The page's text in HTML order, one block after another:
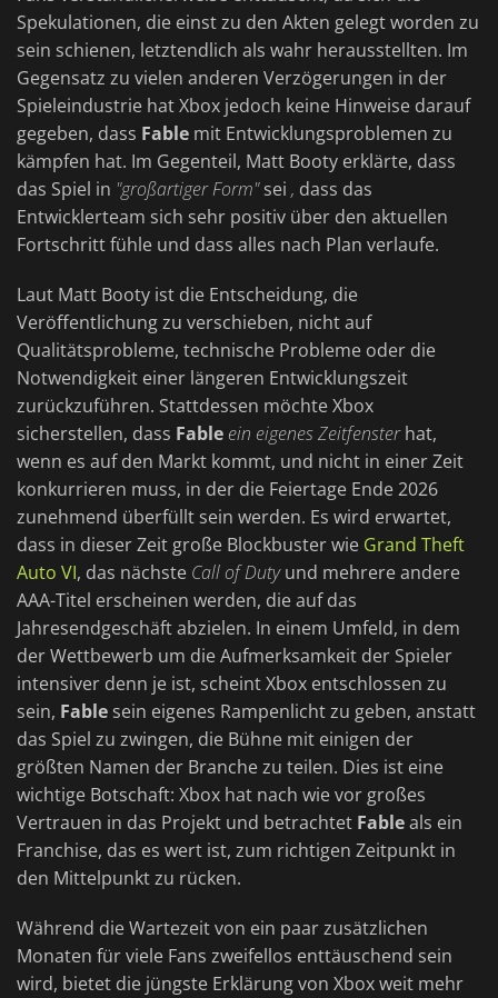
Spekulationen, die einst zu den Akten gelegt worden zu
sein schienen, letztendlich als wahr herausstellten. Im
Gegensatz zu vielen anderen Verzögerungen in der
Spieleindustrie hat Xbox jedoch keine Hinweise darauf
gegeben, dass Fable mit Entwicklungsproblemen zu
kämpfen hat. Im Gegenteil, Matt Booty erklärte, dass
das Spiel in "großartiger Form"sei , dass das
Entwicklerteam sich sehr positiv über den aktuellen
Fortschritt fühle und dass alles nach Plan verlaufe.
Laut Matt Booty ist die Entscheidung, die
Veröffentlichung zu verschieben, nicht auf
Qualitätsprobleme, technische Probleme oder die
Notwendigkeit einer längeren Entwicklungszeit
zurückzuführen. Stattdessen möchte Xbox
sicherstellen, dass Fable ein eigenes Zeitfensterhat,
wenn es auf den Markt kommt, und nicht in einer Zeit
konkurrieren muss, in der die Feiertage Ende 2026
zunehmend überfüllt sein werden. Es wird erwartet,
dass in dieser Zeit große Blockbuster wie Grand Theft
Auto VI, das nächste Call of Dutyund mehrere andere
AAA-Titel erscheinen werden, die auf das
Jahresendgeschäft abzielen. In einem Umfeld, in dem
der Wettbewerb um die Aufmerksamkeit der Spieler
intensiver denn je ist, scheint Xbox entschlossen zu
sein, Fable sein eigenes Rampenlicht zu geben, anstatt
das Spiel zu zwingen, die Bühne mit einigen der
größten Namen der Branche zu teilen. Dies ist eine
wichtige Botschaft: Xbox hat nach wie vor großes
Vertrauen in das Projekt und betrachtet Fableals ein
Franchise, das es wert ist, zum richtigen Zeitpunkt in
den Mittelpunkt zu rücken.
Während die Wartezeit von ein paar zusätzlichen
Monaten für viele Fans zweifellos enttäuschend sein
wird, bietet die jüngste Erklärung von Xbox weit mehr